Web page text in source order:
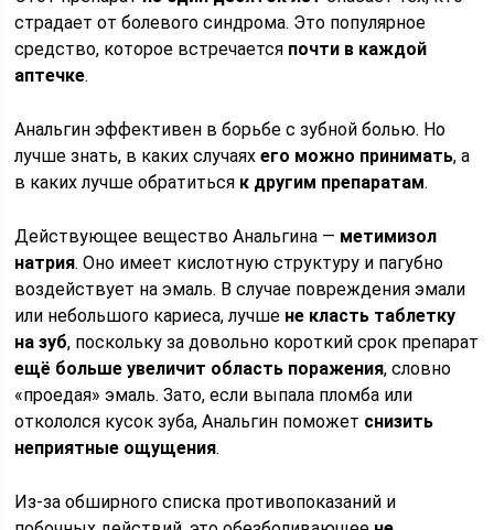
страдает от болевого синдрома. Это популярное
средство, которое встречается почти в каждой
аптечке.
Анальгин эффективен в борьбе с зубной болью. Но
лучше знать, в каких случаяхего можно принимать, а
в каких лучше обратиться к другим препаратам.
Действующее вещество Анальгина — метимизол
натрия. Оно имеет кислотную структуру и пагубно
воздействует на эмаль. В случае повреждения эмали
или небольшого кариеса, лучше не класть таблетку
на зуб, поскольку за довольно короткий срок препарат
ещё больше увеличит область поражения, словно
«проедая» эмаль. Зато, если выпала пломба или
откололся кусок зуба, Анальгин поможет снизить
неприятные ощущения.
Из-за обширного списка противопоказаний и